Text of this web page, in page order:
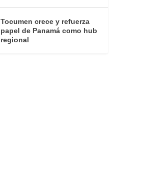
Tocumen crece y refuerza
papel de Panamá como hub
regional